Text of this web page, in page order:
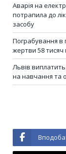
Аварія на
потрапила до
засобу
Пограбування в
жертви 58 тисяч
Львів
на навчання та